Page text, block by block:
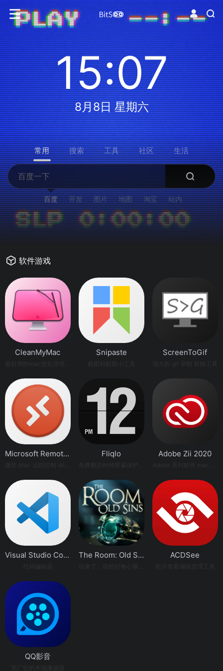
15:07
8月8日 星期六
常用 搜索 工具 社区 生活
百度 开发 图片 地图 淘宝 站内
软件游戏
CleanMyMac Snipaste ScreenToGif
Microsoft Remote Desktop Fliqlo Adobe Zii 2020
Visual Studio Code
代码编辑器
The Room: Old Sins ACDSee
QQ影音